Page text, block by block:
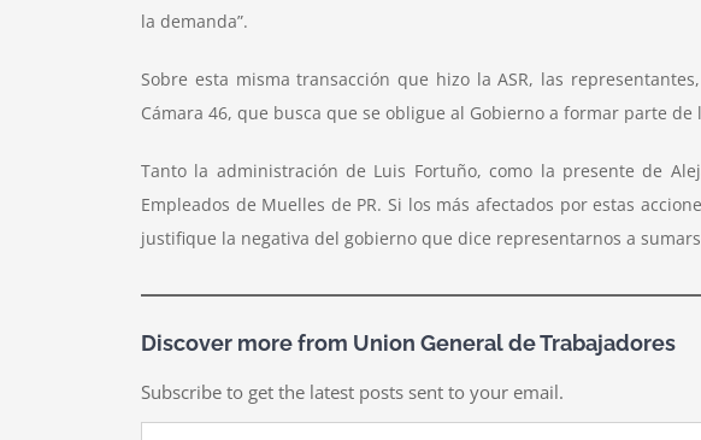
la demanda”.
Sobre esta misma transacción que hizo la ASR, las
Cámara 46, que busca que se obligue al Gobierno a formar parte
Tanto la administración de Luis Fortuño, como la presente de
Empleados de Muelles de PR. Si los más afectados por estas
justifique la negativa del gobierno que dice representarnos a
Discover more from Union General de Trabajadores
Subscribe to get the latest posts sent to your email.
Type your email…